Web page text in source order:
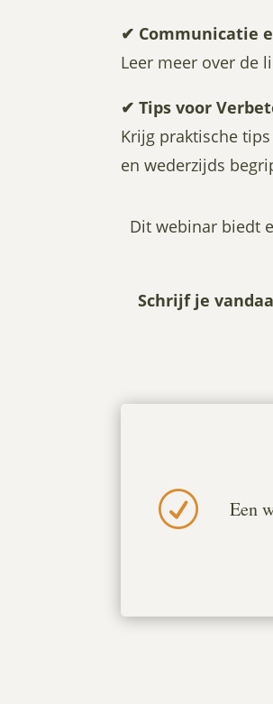
✔ Communicatie
Leer meer over de
✔Tips voor
Krijg praktische
en wederzijds
Dit webinar biedt
Schrijf je
R Een